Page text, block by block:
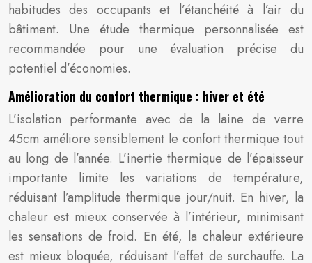
habitudes des occupants et l’étanchéité à l’air du
bâtiment. Une étude thermique personnalisée est
recommandée pour une évaluation précise du
potentiel d’économies.
Amélioration du confort thermique : hiver et été
L’isolation performante avec de la laine de verre
45cm améliore sensiblement le confort thermique tout
au long de l’année. L’inertie thermique de l’épaisseur
importante limite les variations de température,
réduisant l’amplitude thermique jour/nuit. En hiver, la
chaleur est mieux conservée à l’intérieur, minimisant
les sensations de froid. En été, la chaleur extérieure
est mieux bloquée, réduisant l’effet de surchauffe. La